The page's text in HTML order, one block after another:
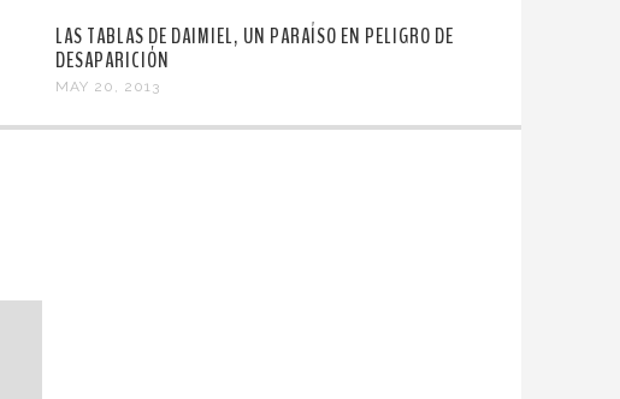
LAS TABLAS DE DAIMIEL, UN PARAÍSO EN PELIGRO DE
DESAPARICIÓN
MAY 20, 2013